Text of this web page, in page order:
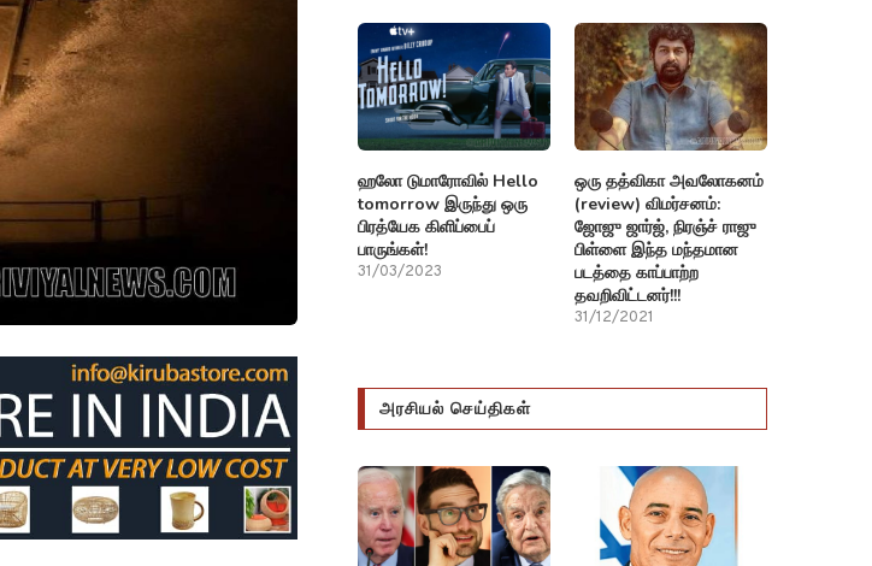
ஹலோ டுமாரோவில் Hello
tomorrow இருந்து ஒரு
பிரத்யேக கிளிப்பைப்
பாருங்கள்!
31/03/2023
ஒரு தத்விகா அவலோகனம்
(review) விமர்சனம்:
ஜோஜு ஜார்ஜ், நிரஞ்ச் ராஜு
பிள்ளை இந்த மந்தமான
படத்தை காப்பாற்ற
தவறிவிட்டனர்!!!
31/12/2021
அரசியல் செய்திகள்